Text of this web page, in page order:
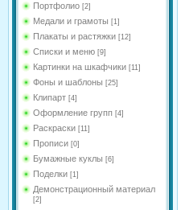
Портфолио [2]
Медали и грамоты [1]
Плакаты и растяжки [12]
Списки и меню [9]
Картинки на шкафчики [11]
Фоны и шаблоны [25]
Клипарт [4]
Оформление групп [4]
Раскраски [11]
Прописи [0]
Бумажные куклы [6]
Поделки [1]
Демонстрационный материал
[2]